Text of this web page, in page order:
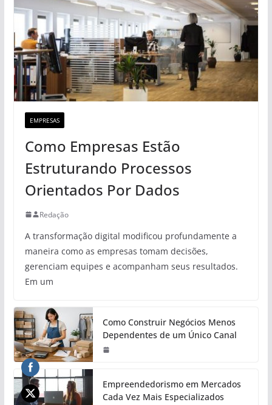
EMPRESAS
Como Empresas Estão
Estruturando Processos
Orientados Por Dados
Redação
A transformação digital modificou profundamente a
maneira como as empresas tomam decisões,
gerenciam equipes e acompanham seus resultados.
Em um
Como Construir Negócios Menos
Dependentes de um Único Canal
Empreendedorismo em Mercados
Cada Vez Mais Especializados